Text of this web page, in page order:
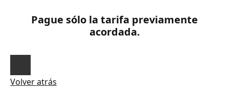
Pague sólo la tarifa previamente
acordada.
Volver atrás